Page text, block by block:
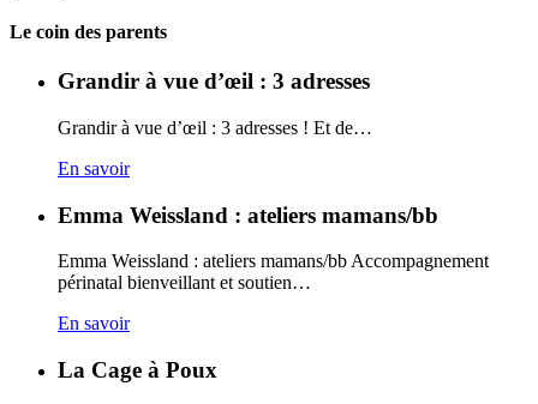
Carto
Le coin des parents
Grandir à vue d’œil : 3 adresses
Grandir à vue d’œil : 3 adresses ! Et de…
En savoir
Emma Weissland : ateliers mamans/bb
Emma Weissland : ateliers mamans/bb Accompagnement
périnatal bienveillant et soutien…
En savoir
La Cage à Poux